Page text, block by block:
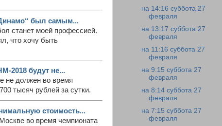
был самым...
станет моей профессией.
что хочу быть
2018 будут не...
не должен во время
тысяч рублей за сутки.
стоимость...
во время чемпионата
на 14:16 суббота 27
февраля
на 13:17 суббота 27
февраля
на 11:16 суббота 27
февраля
на 9:15 суббота 27
февраля
на 8:14 суббота 27
февраля
на 7:15 суббота 27
февраля